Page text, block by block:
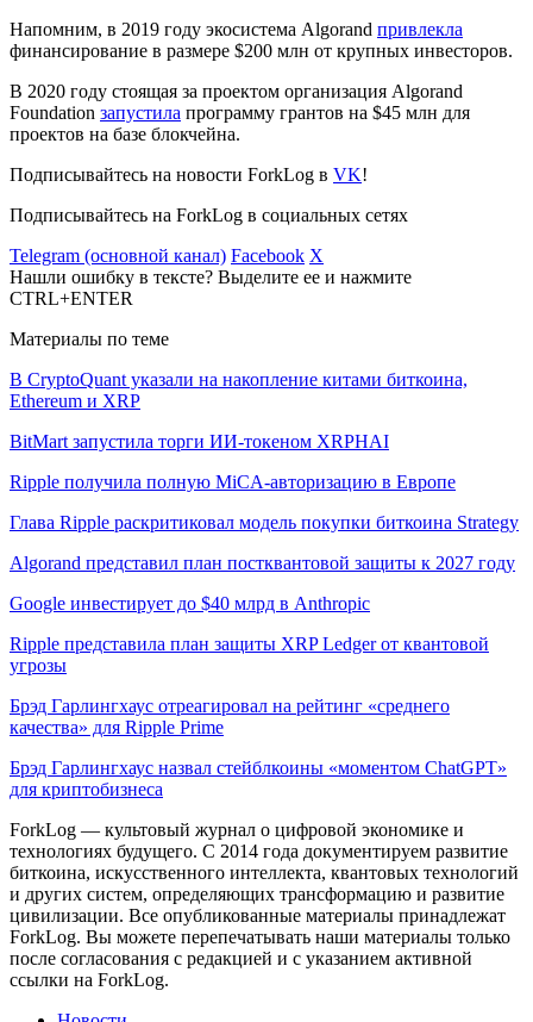
Напомним, в 2019 году экосистема Algorand привлекла
финансирование в размере $200 млн от крупных инвесторов.
В 2020 году стоящая за проектом организация Algorand
Foundation запустила программу грантов на $45 млн для
проектов на базе блокчейна.
Подписывайтесь на новости ForkLog в VK!
Подписывайтесь на ForkLog в социальных сетях
Telegram (основной канал) Facebook X
Нашли ошибку в тексте? Выделите ее и нажмите
CTRL+ENTER
Материалы по теме
В CryptoQuant указали на накопление китами биткоина,
Ethereum и XRP
BitMart запустила торги ИИ-токеном XRPHAI
Ripple получила полную MiCA-авторизацию в Европе
Глава Ripple раскритиковал модель покупки биткоина Strategy
Algorand представил план постквантовой защиты к 2027 году
Google инвестирует до $40 млрд в Anthropic
Ripple представила план защиты XRP Ledger от квантовой
угрозы
Брэд Гарлингхаус отреагировал на рейтинг «среднего
качества» для Ripple Prime
Брэд Гарлингхаус назвал стейблкоины «моментом ChatGPT»
для криптобизнеса
ForkLog — культовый журнал о цифровой экономике и
технологиях будущего. С 2014 года документируем развитие
биткоина, искусственного интеллекта, квантовых технологий
и других систем, определяющих трансформацию и развитие
цивилизации. Все опубликованные материалы принадлежат
ForkLog. Вы можете перепечатывать наши материалы только
после согласования с редакцией и с указанием активной
ссылки на ForkLog.